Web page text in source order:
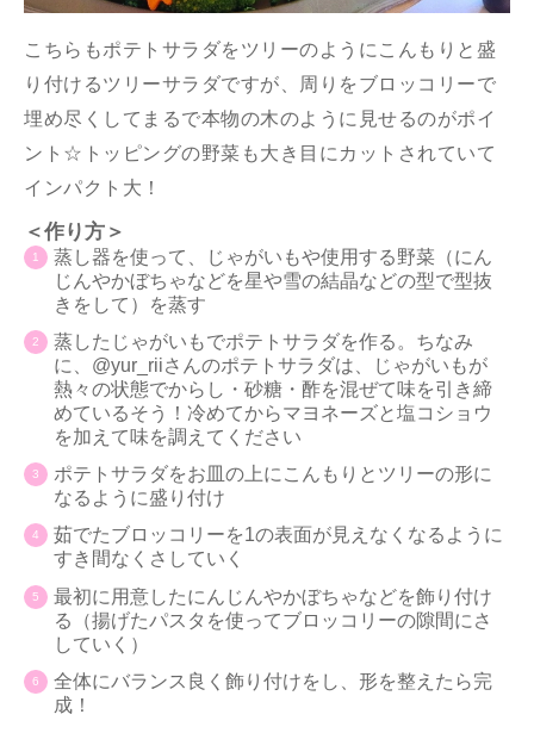
こちらもポテトサラダをツリーのようにこんもりと盛
り付けるツリーサラダですが、周りをブロッコリーで
埋め尽くしてまるで本物の木のように見せるのがポイ
ント☆トッピングの野菜も大き目にカットされていて
インパクト大！
＜作り方＞
蒸し器を使って、じゃがいもや使用する野菜（にん
じんやかぼちゃなどを星や雪の結晶などの型で型抜
きをして）を蒸す
蒸したじゃがいもでポテトサラダを作る。ちなみ
に、@yur_riiさんのポテトサラダは、じゃがいもが
熱々の状態でからし・砂糖・酢を混ぜて味を引き締
めているそう！冷めてからマヨネーズと塩コショウ
を加えて味を調えてください
ポテトサラダをお皿の上にこんもりとツリーの形に
なるように盛り付け
茹でたブロッコリーを1の表面が見えなくなるように
すき間なくさしていく
最初に用意したにんじんやかぼちゃなどを飾り付け
る（揚げたパスタを使ってブロッコリーの隙間にさ
していく）
全体にバランス良く飾り付けをし、形を整えたら完
成！